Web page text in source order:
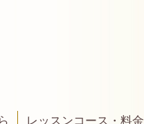
レッスンコース・料金